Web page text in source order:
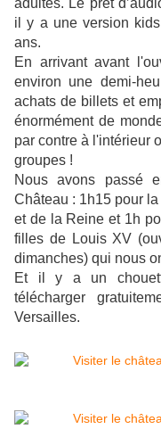
adultes. Le prêt
il y a une version
ans.
En arrivant avant
environ une demi-
achats de billets et
énormément de
par contre à l'intérieur
groupes !
Nous avons passé
Château : 1h15 pour
et de la Reine et 1h
filles de Louis XV
dimanches) qui nous
Et il y a un
télécharger
Versailles.